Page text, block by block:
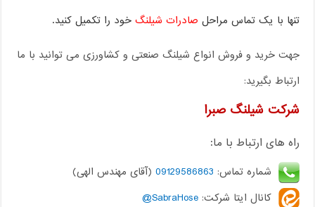
تنها با یک تماس مراحل صادرات شیلنگ خود را تکمیل کنید.
جهت خرید و فروش انواع شیلنگ صنعتی و کشاورزی می توانید با ما
ارتباط بگیرید:
شرکت شیلنگ صبرا
راه های ارتباط با ما:
شماره تماس: 09129586863 (آقای مهندس الهی)
کانال ایتا شرکت:SabraHose@